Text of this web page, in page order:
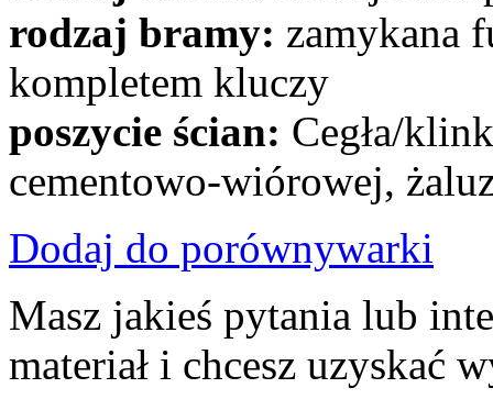
rodzaj bramy: zamykana
kompletem kluczy
poszycie ścian: Cegła/
cementowo-wiórowej,
Dodaj do porównywarki
Masz jakieś pytania lub
materiał i chcesz uzyskać